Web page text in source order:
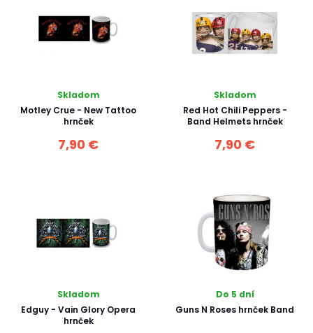
Skladom
Motley Crue - New Tattoo
hrnček
7,90 €
Skladom
Red Hot Chili Peppers -
Band Helmets hrnček
7,90 €
Skladom
Edguy - Vain Glory Opera
hrnček
Do 5 dní
Guns N Roses hrnček Band